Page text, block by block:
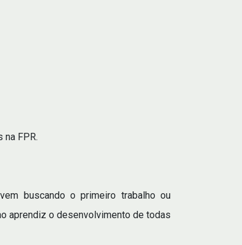
FPR.
buscando o primeiro trabalho ou
aprendiz o desenvolvimento de todas